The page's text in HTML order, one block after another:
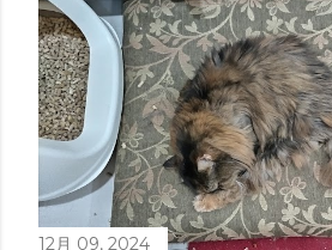
12月 09, 2024